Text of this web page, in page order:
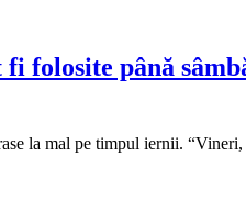
folosite până
la mal pe timpul iernii.